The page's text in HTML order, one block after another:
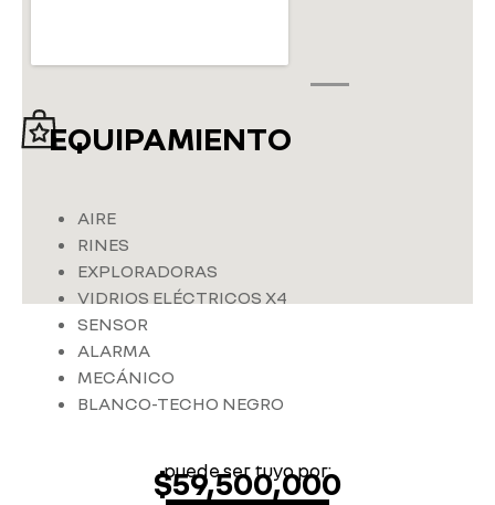
EQUIPAMIENTO
AIRE
RINES
EXPLORADORAS
VIDRIOS ELÉCTRICOS X4
SENSOR
ALARMA
MECÁNICO
BLANCO-TECHO NEGRO
puede ser tuyo por:
$59,500,000